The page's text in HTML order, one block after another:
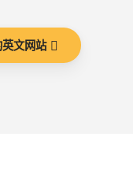
文网站